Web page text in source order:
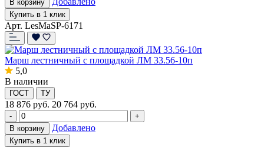
В корзину
Купить в 1 клик
Арт. LesMaSP-6171
Марш лестничный с площадкой ЛМ 33.56-10п
5,0
В наличии
ГОСТ ТУ
18 876 руб. 20 764 руб.
-
+
В корзину
Добавлено
Купить в 1 клик